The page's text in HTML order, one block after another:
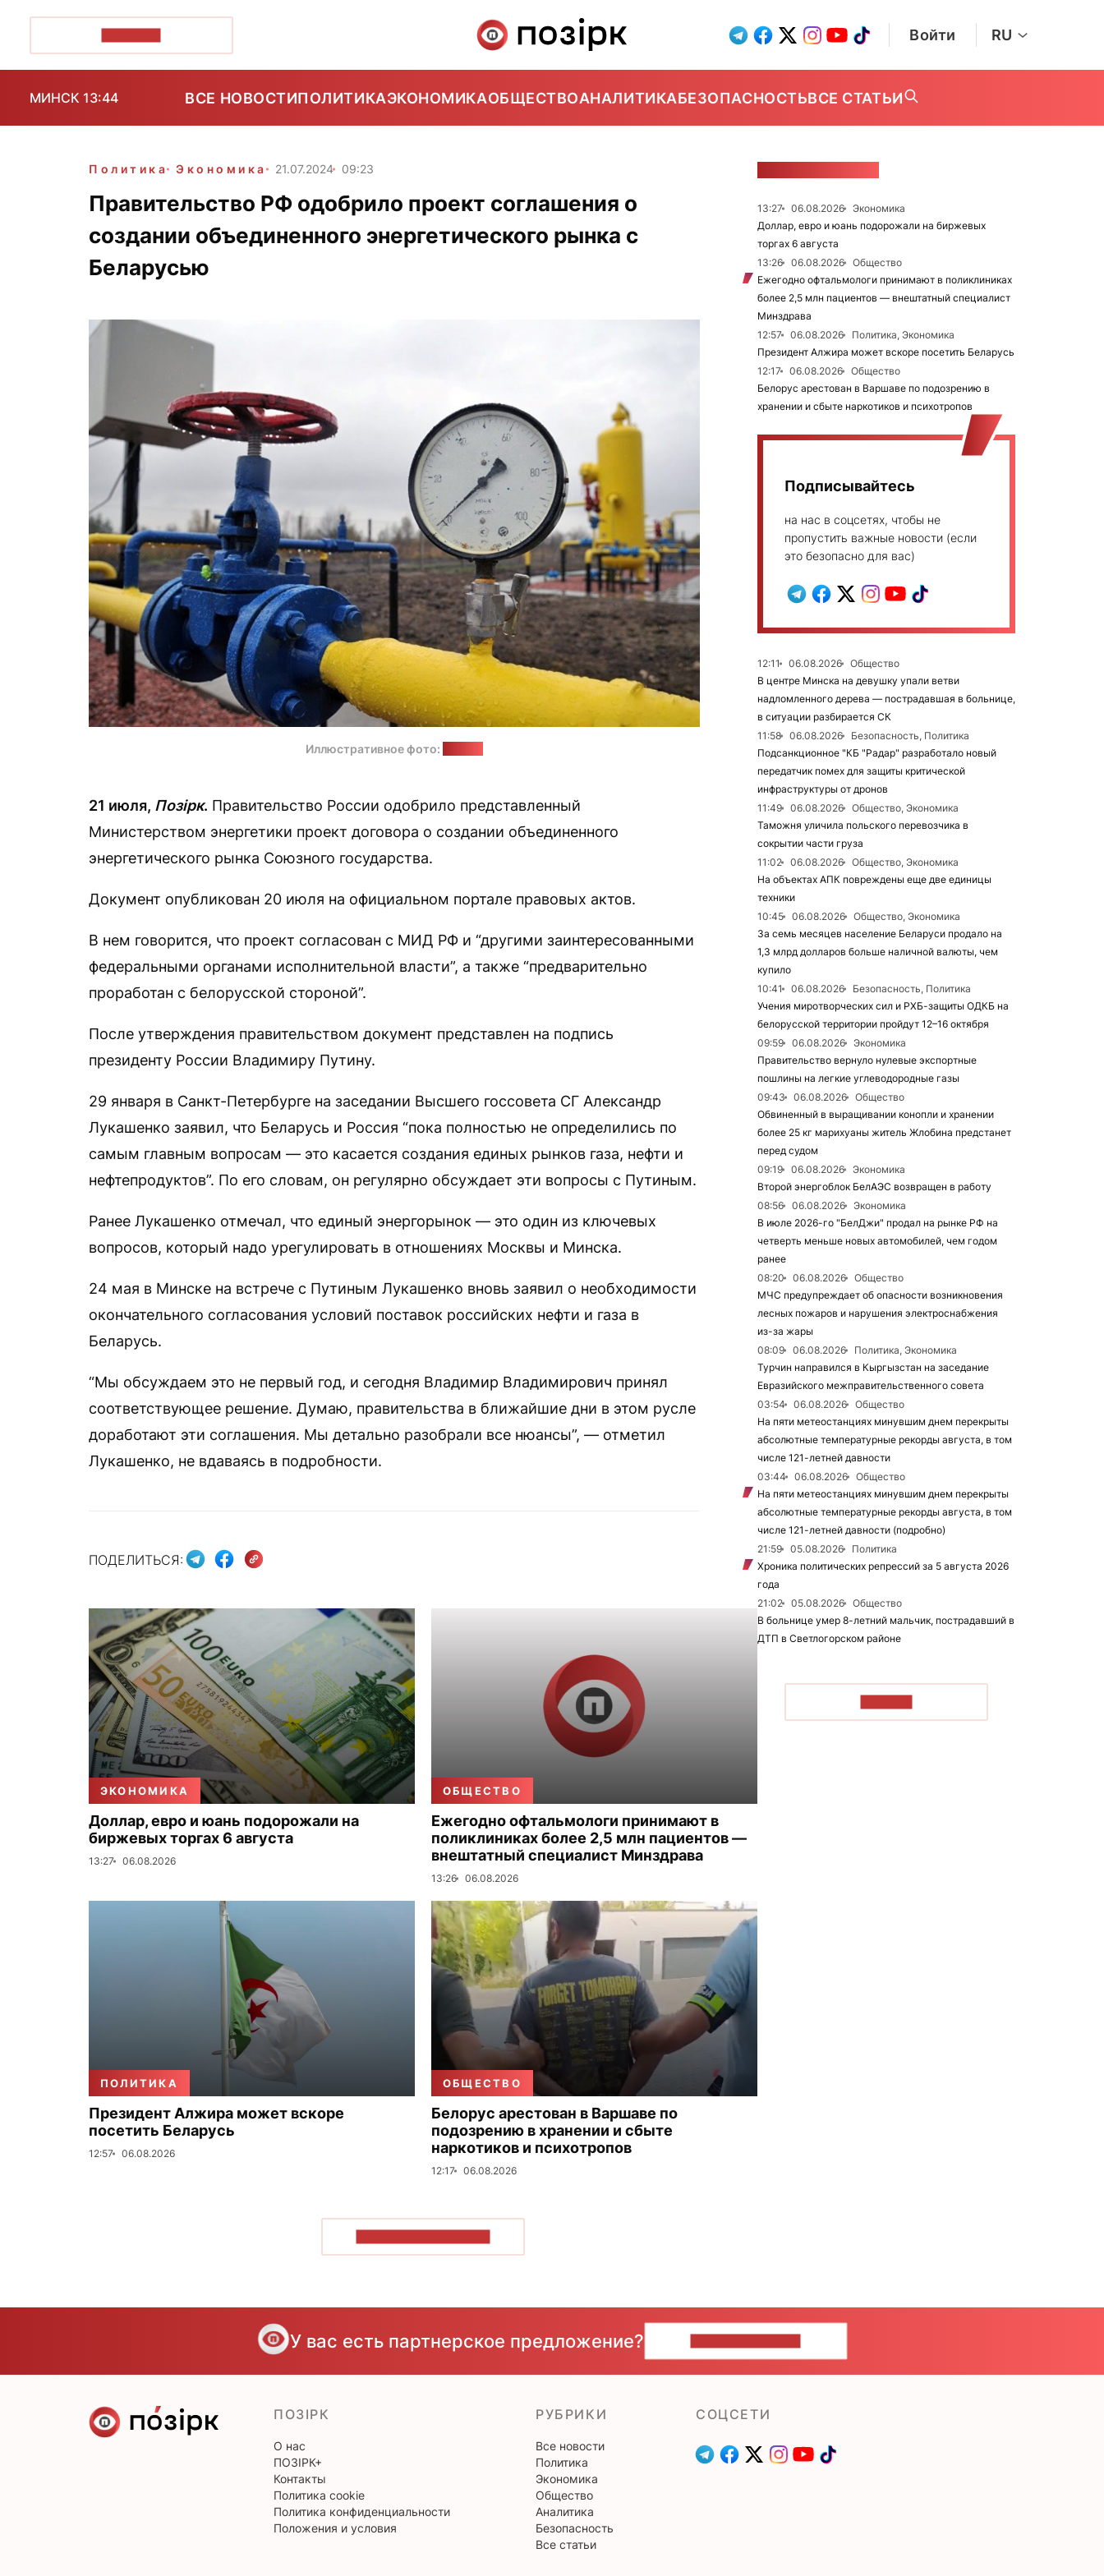
Войти RU
МИНСК 13:44 ВСЕ НОВОСТИПОЛИТИКАЭКОНОМИКАОБЩЕСТВОАНАЛИТИКАБЕЗОПАСНОСТЬВСЕ СТАТЬИ
Политика Экономика 21.07.2024 09:23
Правительство РФ одобрило проект соглашения о
создании объединенного энергетического рынка с
Беларусью
Иллюстративное фото:
21 июля, Позірк. Правительство России одобрило представленный
Министерством энергетики проект договора о создании объединенного
энергетического рынка Союзного государства.
Документ опубликован 20 июля на официальном портале правовых актов.
В нем говорится, что проект согласован с МИД РФ и “другими заинтересованными
федеральными органами исполнительной власти”, а также “предварительно
проработан с белорусской стороной”.
После утверждения правительством документ представлен на подпись
президенту России Владимиру Путину.
29 января в Санкт-Петербурге на заседании Высшего госсовета СГ Александр
Лукашенко заявил, что Беларусь и Россия “пока полностью не определились по
самым главным вопросам — это касается создания единых рынков газа, нефти и
нефтепродуктов”. По его словам, он регулярно обсуждает эти вопросы с Путиным.
Ранее Лукашенко отмечал, что единый энергорынок — это один из ключевых
вопросов, который надо урегулировать в отношениях Москвы и Минска.
24 мая в Минске на встрече с Путиным Лукашенко вновь заявил о необходимости
окончательного согласования условий поставок российских нефти и газа в
Беларусь.
“Мы обсуждаем это не первый год, и сегодня Владимир Владимирович принял
соответствующее решение. Думаю, правительства в ближайшие дни в этом русле
доработают эти соглашения. Мы детально разобрали все нюансы”, — отметил
Лукашенко, не вдаваясь в подробности.
ПОДЕЛИТЬСЯ:
ЭКОНОМИКА
Доллар, евро и юань подорожали на
биржевых торгах 6 августа
13:27 06.08.2026
ОБЩЕСТВО
Ежегодно офтальмологи принимают в
поликлиниках более 2,5 млн пациентов —
внештатный специалист Минздрава
13:26 06.08.2026
ПОЛИТИКА
Президент Алжира может вскоре
посетить Беларусь
12:57 06.08.2026
ОБЩЕСТВО
Белорус арестован в Варшаве по
подозрению в хранении и сбыте
наркотиков и психотропов
12:17 06.08.2026
13:27 06.08.2026
Экономика
Доллар, евро и юань подорожали на биржевых
торгах 6 августа
13:26
06.08.2026
Общество
Ежегодно офтальмологи принимают в поликлиниках
более 2,5 млн пациентов — внештатный специалист
Минздрава
12:57
06.08.2026
Политика, Экономика
Президент Алжира может вскоре посетить Беларусь
12:17
06.08.2026
Общество
Белорус арестован в Варшаве по подозрению в
хранении и сбыте наркотиков и психотропов
Подписывайтесь
на нас в соцсетях, чтобы не
пропустить важные новости (если
это безопасно для вас)
12:11 06.08.2026
Общество
В центре Минска на девушку упали ветви
надломленного дерева — пострадавшая в больнице,
в ситуации разбирается СК
11:58
06.08.2026
Безопасность, Политика
Подсанкционное "КБ "Радар" разработало новый
передатчик помех для защиты критической
инфраструктуры от дронов
11:49
06.08.2026
Общество, Экономика
Таможня уличила польского перевозчика в
сокрытии части груза
11:02
06.08.2026
Общество, Экономика
На объектах АПК повреждены еще две единицы
техники
10:45
06.08.2026
Общество, Экономика
За семь месяцев население Беларуси продало на
1,3 млрд долларов больше наличной валюты, чем
купило
10:41
06.08.2026
Безопасность, Политика
Учения миротворческих сил и РХБ-защиты ОДКБ на
белорусской территории пройдут 12–16 октября
09:59
06.08.2026
Экономика
Правительство вернуло нулевые экспортные
пошлины на легкие углеводородные газы
09:43
06.08.2026
Общество
Обвиненный в выращивании конопли и хранении
более 25 кг марихуаны житель Жлобина предстанет
перед судом
09:19
06.08.2026
Экономика
Второй энергоблок БелАЭС возвращен в работу
08:56
06.08.2026
Экономика
В июле 2026-го "БелДжи" продал на рынке РФ на
четверть меньше новых автомобилей, чем годом
ранее
08:20
06.08.2026
Общество
МЧС предупреждает об опасности возникновения
лесных пожаров и нарушения электроснабжения
из-за жары
08:09
06.08.2026
Политика, Экономика
Турчин направился в Кыргызстан на заседание
Евразийского межправительственного совета
03:54
06.08.2026
Общество
На пяти метеостанциях минувшим днем перекрыты
абсолютные температурные рекорды августа, в том
числе 121-летней давности
03:44
06.08.2026
Общество
На пяти метеостанциях минувшим днем перекрыты
абсолютные температурные рекорды августа, в том
числе 121-летней давности (подробно)
21:59
05.08.2026
Политика
Хроника политических репрессий за 5 августа 2026
года
21:02
05.08.2026
Общество
В больнице умер 8-летний мальчик, пострадавший в
ДТП в Светлогорском районе
У вас есть партнерское предложение?
ПОЗІРК
О нас
ПОЗІРК+
Контакты
Политика cookie
Политика конфиденциальности
Положения и условия
РУБРИКИ
Все новости
Политика
Экономика
Общество
Аналитика
Безопасность
Все статьи
CОЦСЕТИ